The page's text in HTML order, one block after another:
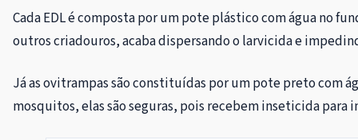
Cada EDL é composta por um pote plástico com água no
outros criadouros, acaba dispersando o larvicida e
Já as ovitrampas são constituídas por um pote preto com
mosquitos, elas são seguras, pois recebem inseticida para